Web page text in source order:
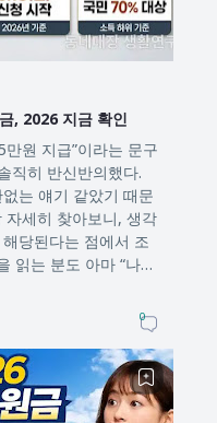
, 2026 지금 확인
만원 지급”이라는 문구
직히 반신반의했다.
는 얘기 같았기 때문
자세히 찾아보니, 생각
당된다는 점에서 조
읽는 분도 아마 “나도
0